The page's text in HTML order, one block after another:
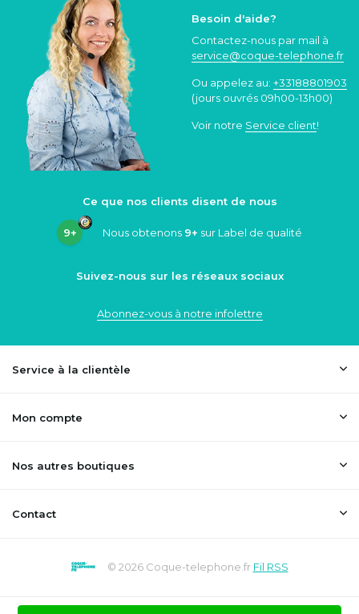
Besoin d'aide?
Contactez-nous par mail à
service@coque-telephone.fr
Ou appelez au: +33188801903
(jours ouvrés 09h00-13h00)
Voir notre Service client!
Ce que nos clients disent de nous
9+ Nous obtenons 9+ sur Label de qualité
Suivez-nous sur les réseaux sociaux
Abonnez-vous à notre infolettre
Service à la clientèle
Mon compte
Nos autres boutiques
Contact
© 2026 Coque-telephone.fr Fil RSS